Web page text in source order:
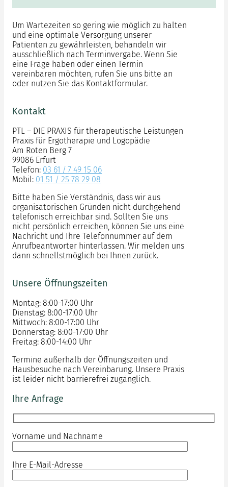
Um Wartezeiten so gering wie möglich zu halten
und eine optimale Versorgung unserer
Patienten zu gewährleisten, behandeln wir
ausschließlich nach Terminvergabe. Wenn Sie
eine Frage haben oder einen Termin
vereinbaren möchten, rufen Sie uns bitte an
oder nutzen Sie das Kontaktformular.
Kontakt
PTL – DIE PRAXIS für therapeutische Leistungen
Praxis für Ergotherapie und Logopädie
Am Roten Berg 7
99086 Erfurt
Telefon: 03 61 / 7 49 15 06
Mobil: 01 51 / 25 78 29 08
Bitte haben Sie Verständnis, dass wir aus
organisatorischen Gründen nicht durchgehend
telefonisch erreichbar sind. Sollten Sie uns
nicht persönlich erreichen, können Sie uns eine
Nachricht und Ihre Telefonnummer auf dem
Anrufbeantworter hinterlassen. Wir melden uns
dann schnellstmöglich bei Ihnen zurück.
Unsere Öffnungszeiten
Montag: 8:00-17:00 Uhr
Dienstag: 8:00-17:00 Uhr
Mittwoch: 8:00-17:00 Uhr
Donnerstag: 8:00-17:00 Uhr
Freitag: 8:00-14:00 Uhr
Termine außerhalb der Öffnungszeiten und
Hausbesuche nach Vereinbarung. Unsere Praxis
ist leider nicht barrierefrei zugänglich.
Ihre Anfrage
Vorname und Nachname
Ihre E-Mail-Adresse